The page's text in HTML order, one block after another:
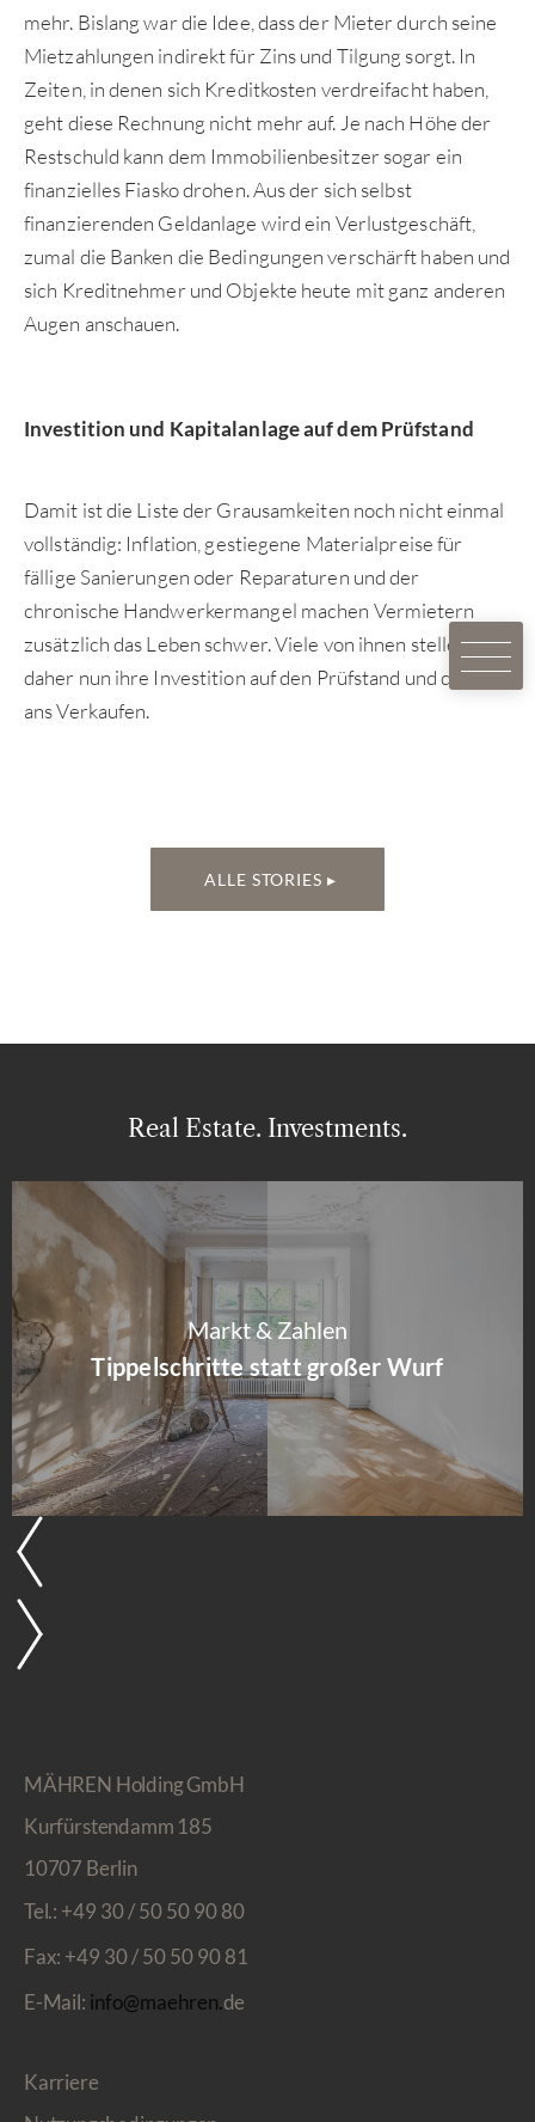
mehr. Bislang war die Idee, dass der Mieter durch seine
Mietzahlungen indirekt für Zins und Tilgung sorgt. In
Zeiten, in denen sich Kreditkosten verdreifacht haben,
geht diese Rechnung nicht mehr auf. Je nach Höhe der
Restschuld kann dem Immobilienbesitzer sogar ein
finanzielles Fiasko drohen. Aus der sich selbst
finanzierenden Geldanlage wird ein Verlustgeschäft,
zumal die Banken die Bedingungen verschärft haben und
sich Kreditnehmer und Objekte heute mit ganz anderen
Augen anschauen.
Investition und Kapitalanlage auf dem Prüfstand
Damit ist die Liste der Grausamkeiten noch nicht einmal
vollständig: Inflation, gestiegene Materialpreise für
fällige Sanierungen oder Reparaturen und der
chronische Handwerkermangel machen Vermietern
zusätzlich das Leben schwer. Viele von ihnen stellen
daher nun ihre Investition auf den Prüfstand und denken
ans Verkaufen.
ALLE STORIES ▸
Real Estate. Investments.
Markt & Zahlen
Tippelschritte statt großer Wurf
MÄHREN Holding GmbH
Kurfürstendamm 185
10707 Berlin
Tel.: +49 30 / 50 50 90 80
Fax: +49 30 / 50 50 90 81
E-Mail: info@maehren.de
Karriere